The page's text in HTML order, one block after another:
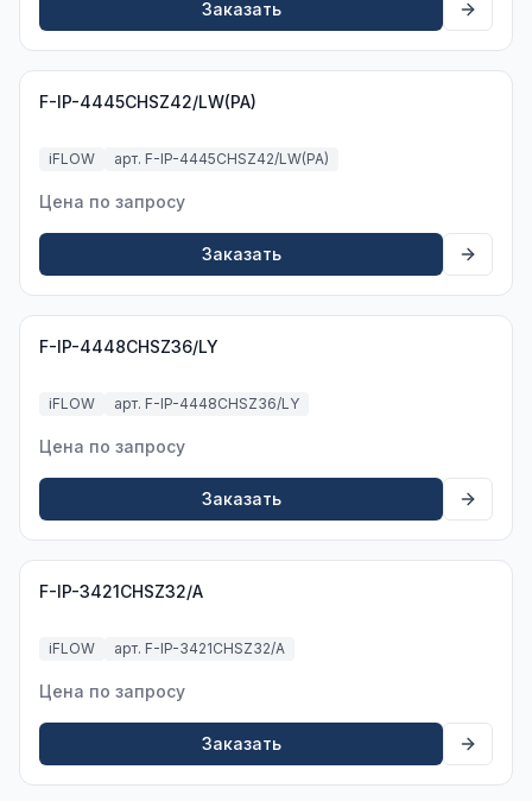
Заказать
F-IP-4445CHSZ42/LW(PA)
iFLOW арт. F-IP-4445CHSZ42/LW(PA)
Цена по запросу
Заказать
F-IP-4448CHSZ36/LY
iFLOW арт. F-IP-4448CHSZ36/LY
Цена по запросу
Заказать
F-IP-3421CHSZ32/A
iFLOW арт. F-IP-3421CHSZ32/A
Цена по запросу
Заказать